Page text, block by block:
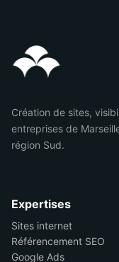
Création de sites,
entreprises de
région Sud.
Expertises
Sites internet
Référencement SEO
Google Ads